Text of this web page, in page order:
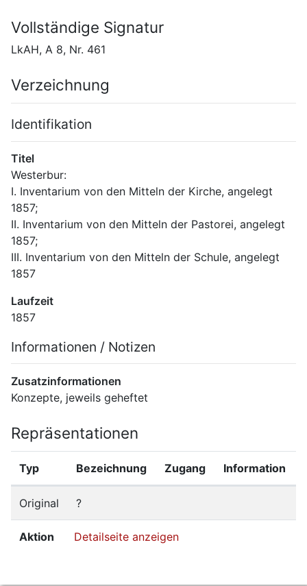
Vollständige Signatur
LkAH, A 8, Nr. 461
Verzeichnung
Identifikation
Titel
Westerbur:
I. Inventarium von den Mitteln der Kirche, angelegt
1857;
II. Inventarium von den Mitteln der Pastorei, angelegt
1857;
III. Inventarium von den Mitteln der Schule, angelegt
1857
Laufzeit
1857
Informationen / Notizen
Zusatzinformationen
Konzepte, jeweils geheftet
Repräsentationen
Typ Bezeichnung Zugang Information
Original ?
Aktion Detailseite anzeigen